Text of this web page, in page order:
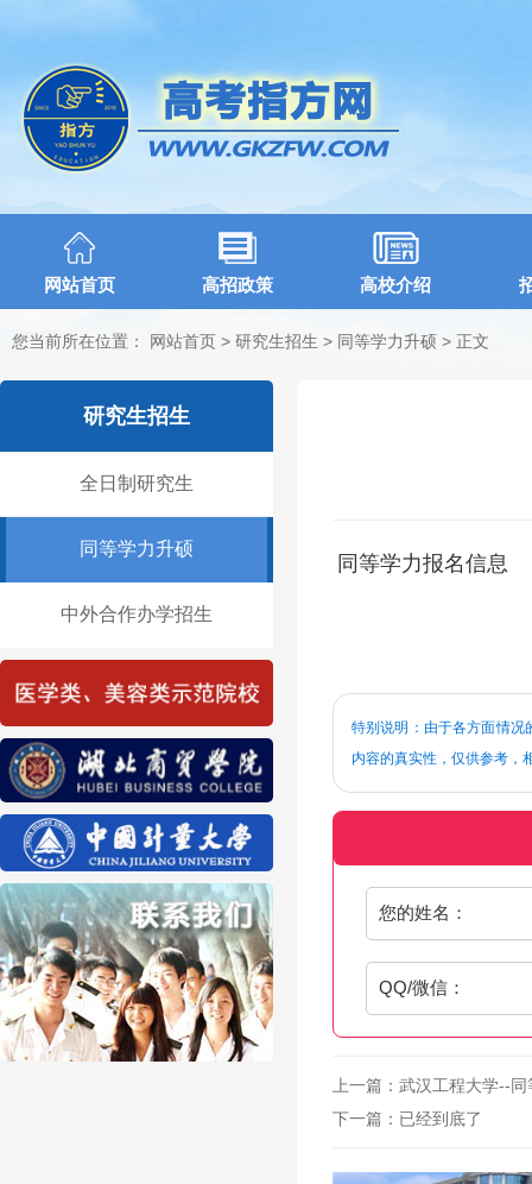
网站首页 高招政策 高校介绍
您当前所在位置： 网站首页 > 研究生招生 > 同等学力升硕 > 正文
研究生招生
全日制研究生
同等学力升硕
中外合作办学招生
同等学力报名信息
位。
※在职人员以同等
1、专科及以上学
2、在申请学位的
3、大学本科毕业
足拥有学士满三年
※在职人员以研究生
（2）携带本人学
（3）硕士学位论
（4）报考院系
查询方式
全国同等学力申硕
论文指导
申请论文
考生在确定好
求写作。论文的写
格遵守，随意完成
可多阅读自己选题
毕业证书
申请人通过学
书。
学位证书更多
通过全国统一考试
特别说明：由于各方面情况
内容的真实性，仅供参考，
您的姓名：
QQ/微信：
上一篇： 武汉工程大学--
下一篇：已经到底了